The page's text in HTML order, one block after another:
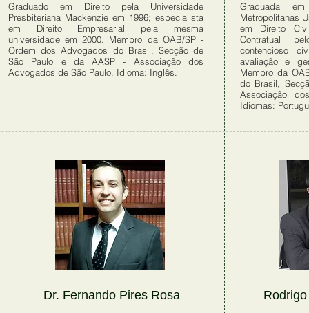
Graduado em Direito pela Universidade
Presbiteriana Mackenzie em 1996; especialista
em Direito Empresarial pela mesma
universidade em 2000. Membro da OAB/SP -
Ordem dos Advogados do Brasil, Secção de
São Paulo e da AASP - Associação dos
Advogados de São Paulo. Idioma: Inglês.
Dr. Fernando Pires Rosa
Graduada
Metropolitanas
em Direito
Contratual
contencioso
avaliação e
Membro da
do Brasil,
Associação
Idiomas: